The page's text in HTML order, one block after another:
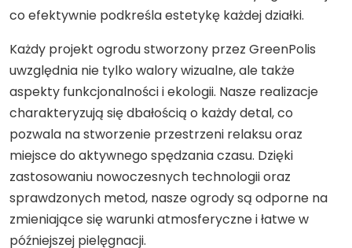
co efektywnie podkreśla estetykę każdej działki.
Każdy projekt ogrodu stworzony przez GreenPolis
uwzględnia nie tylko walory wizualne, ale także
aspekty funkcjonalności i ekologii. Nasze realizacje
charakteryzują się dbałością o każdy detal, co
pozwala na stworzenie przestrzeni relaksu oraz
miejsce do aktywnego spędzania czasu. Dzięki
zastosowaniu nowoczesnych technologii oraz
sprawdzonych metod, nasze ogrody są odporne na
zmieniające się warunki atmosferyczne i łatwe w
późniejszej pielęgnacji.